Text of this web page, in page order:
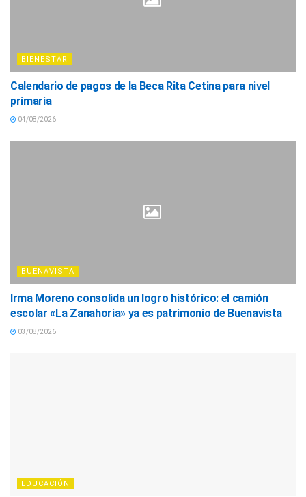
BIENESTAR
Calendario de pagos de la Beca Rita Cetina para nivel
primaria
04/08/2026
BUENAVISTA
Irma Moreno consolida un logro histórico: el camión
escolar «La Zanahoria» ya es patrimonio de Buenavista
03/08/2026
EDUCACIÓN